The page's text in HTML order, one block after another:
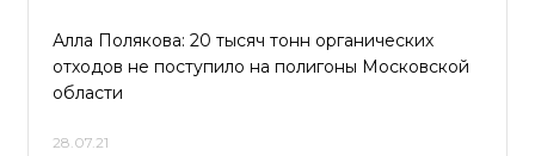
Алла Полякова: 20 тысяч тонн органических
отходов не поступило на полигоны Московской
области
28.07.21